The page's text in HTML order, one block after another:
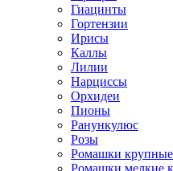
Гиацинты
Гортензии
Ирисы
Каллы
Лилии
Нарциссы
Орхидеи
Пионы
Ранункулюс
Розы
Ромашки крупные